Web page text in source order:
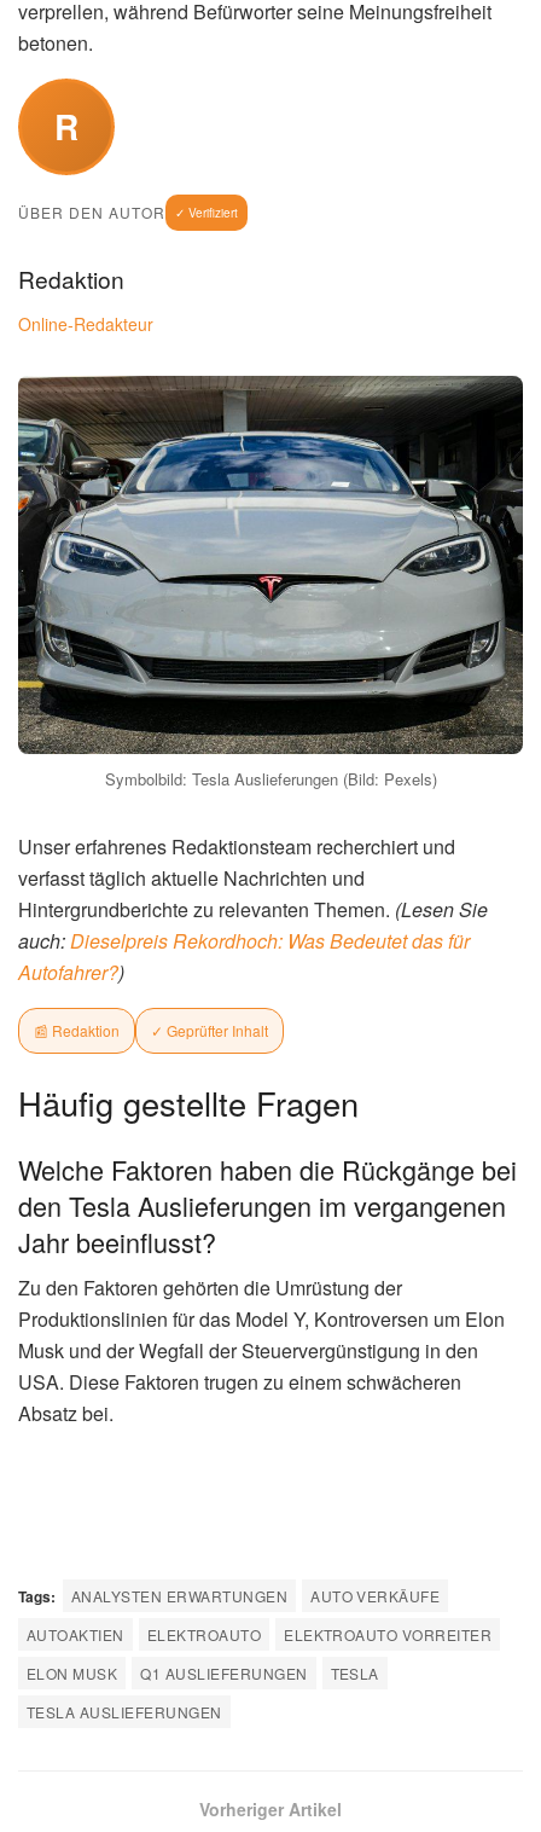
verprellen, während Befürworter seine Meinungsfreiheit
betonen.
R
ÜBER DEN AUTOR ✓ Verifiziert
Redaktion
Online-Redakteur
Symbolbild: Tesla Auslieferungen (Bild: Pexels)
Unser erfahrenes Redaktionsteam recherchiert und
verfasst täglich aktuelle Nachrichten und
Hintergrundberichte zu relevanten Themen. (Lesen Sie
auch:Dieselpreis Rekordhoch: Was Bedeutet das für
Autofahrer?)
📰 Redaktion ✓ Geprüfter Inhalt
Häufig gestellte Fragen
Welche Faktoren haben die Rückgänge bei
den Tesla Auslieferungen im vergangenen
Jahr beeinflusst?
Zu den Faktoren gehörten die Umrüstung der
Produktionslinien für das Model Y, Kontroversen um Elon
Musk und der Wegfall der Steuervergünstigung in den
USA. Diese Faktoren trugen zu einem schwächeren
Absatz bei.
Tags: ANALYSTEN ERWARTUNGEN
AUTO VERKÄUFE
AUTOAKTIEN
ELEKTROAUTO
ELEKTROAUTO VORREITER
ELON MUSK
Q1 AUSLIEFERUNGEN
TESLA
TESLA AUSLIEFERUNGEN
Vorheriger Artikel